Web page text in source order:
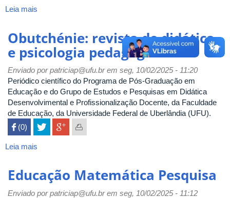
Leia mais
Obutchénie: revista de didática
e psicologia pedagógica
Enviado porpatriciap@ufu.brem seg, 10/02/2025 - 11:20
Periódico científico do Programa de Pós-Graduação em
Educação e do Grupo de Estudos e Pesquisas em Didática
Desenvolvimental e Profissionalização Docente, da Faculdade
de Educação, da Universidade Federal de Uberlândia (UFU).
 (0)
Leia mais
revista
de
didática
Educação Matemática Pesquisa
Enviado porpatriciap@ufu.brem seg, 10/02/2025 - 11:12